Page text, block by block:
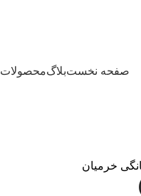
صفحه نخستبلاگمحصولات